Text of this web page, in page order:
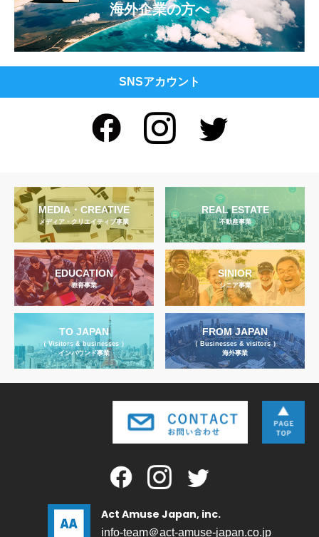
海外企業の方へ
SNSアカウント
MEDIA・CREATIVE
メディア・クリエイティブ事業
REAL ESTATE
不動産事業
EDUCATION
教育事業
SINIOR
シニア事業
TO JAPAN
（ Visitors & businesses ）
インバウンド事業
FROM JAPAN
（ Businesses & visitors ）
海外事業
Act Amuse Japan, inc.
info-team＠act-amuse-japan.co.jp